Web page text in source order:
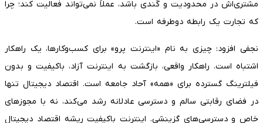
مشتری‌اش در محدودیت و کُندی باشد، عملاً نمی‌تواند فعالیت کند؛ چرا
که تجارت یک رابطه دوطرفه است.
نجفی افزود: چیزی به نام «اینترنت پرو» برای کسب‌وکارها، یک راهکار
اشتباه است. راهکار واقعی، بازگشت به اینترنت آزاد، باکیفیت و بدون
فیلترینگ گسترده برای «همه» آحاد جامعه است. اقتصاد دیجیتال تنها
در فضای رقابتی سالم و دسترسی عادلانه رشد می‌کند، نه با مجوز‌های
خاص و دسترسی‌های گزینشی. اینترنت باکیفیت ریشه اقتصاد دیجیتال